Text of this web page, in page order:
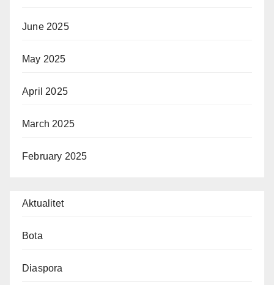
June 2025
May 2025
April 2025
March 2025
February 2025
Aktualitet
Bota
Diaspora